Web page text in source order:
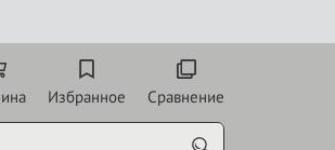
Избранное Сравнение